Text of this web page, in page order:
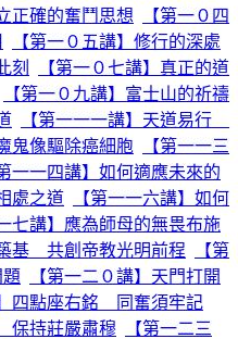
正確的奮鬥思想
【第一０四
【第一０五講】修行的深處
刻
【第一０七講】真正的道
【第一０九講】富士山的祈禱
【第一一一講】天道易行
鬼像驅除癌細胞
【第一一三
第一一四講】如何適應未來的
處之道
【第一一六講】如何
七講】應為師母的無畏布施
基 共創帝教光明前程
【第
【第一二０講】天門打開
四點座右銘 同奮須牢記
保持莊嚴肅穆
【第一二三